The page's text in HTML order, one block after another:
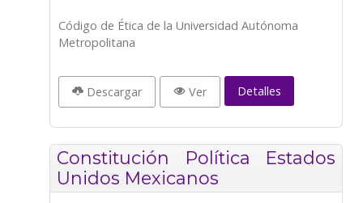
Código de Ética de la Universidad Autónoma
Metropolitana
Descargar Ver Detalles
Constitución Política Estados
Unidos Mexicanos